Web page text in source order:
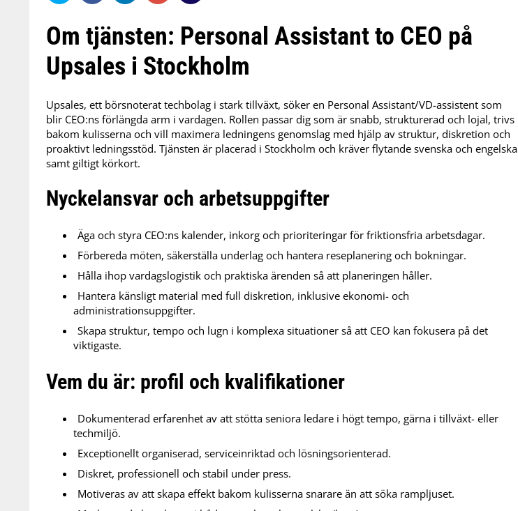
Om tjänsten: Personal Assistant to CEO på
Upsales i Stockholm
Upsales, ett börsnoterat techbolag i stark tillväxt, söker en Personal Assistant/VD-assistent som
blir CEO:ns förlängda arm i vardagen. Rollen passar dig som är snabb, strukturerad och lojal, trivs
bakom kulisserna och vill maximera ledningens genomslag med hjälp av struktur, diskretion och
proaktivt ledningsstöd. Tjänsten är placerad i Stockholm och kräver flytande svenska och engelska
samt giltigt körkort.
Nyckelansvar och arbetsuppgifter
Äga och styra CEO:ns kalender, inkorg och prioriteringar för friktionsfria arbetsdagar.
Förbereda möten, säkerställa underlag och hantera reseplanering och bokningar.
Hålla ihop vardagslogistik och praktiska ärenden så att planeringen håller.
Hantera känsligt material med full diskretion, inklusive ekonomi- och
administrationsuppgifter.
Skapa struktur, tempo och lugn i komplexa situationer så att CEO kan fokusera på det
viktigaste.
Vem du är: profil och kvalifikationer
Dokumenterad erfarenhet av att stötta seniora ledare i högt tempo, gärna i tillväxt- eller
techmiljö.
Exceptionellt organiserad, serviceinriktad och lösningsorienterad.
Diskret, professionell och stabil under press.
Motiveras av att skapa effekt bakom kulisserna snarare än att söka rampljuset.